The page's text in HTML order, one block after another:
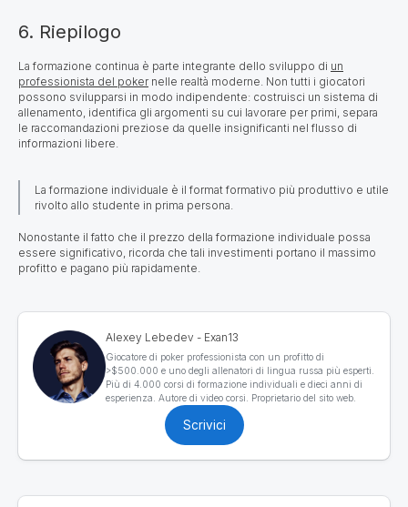
6. Riepilogo
La formazione continua è parte integrante dello sviluppo di un
professionista del poker nelle realtà moderne. Non tutti i giocatori
possono svilupparsi in modo indipendente: costruisci un sistema di
allenamento, identifica gli argomenti su cui lavorare per primi, separa
le raccomandazioni preziose da quelle insignificanti nel flusso di
informazioni libere.
La formazione individuale è il format formativo più produttivo e utile
rivolto allo studente in prima persona.
Nonostante il fatto che il prezzo della formazione individuale possa
essere significativo, ricorda che tali investimenti portano il massimo
profitto e pagano più rapidamente.
Alexey Lebedev - Exan13
Giocatore di poker professionista con un profitto di
>$500.000 e uno degli allenatori di lingua russa più esperti.
Più di 4.000 corsi di formazione individuali e dieci anni di
esperienza. Autore di video corsi. Proprietario del sito web.
Scrivici